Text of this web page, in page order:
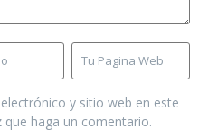
y sitio web en este
haga un comentario.